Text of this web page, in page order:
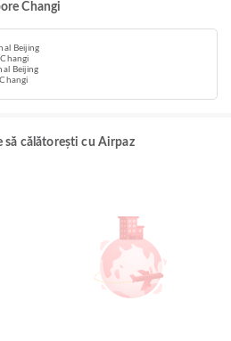
Changi
Beijing
Beijing
să călătorești cu Airpaz